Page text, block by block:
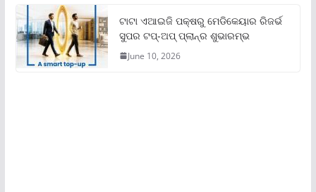
ଟାଟା ଏଆଇଜି ପକ୍ଷରୁ ମେଡିକେୟାର ରିଜର୍ଭ
ସୁପର ଟପ୍‌-ଅପ୍ ପ୍ଲାନ୍‌ର ଶୁଭାରମ୍ଭ
June 10, 2026